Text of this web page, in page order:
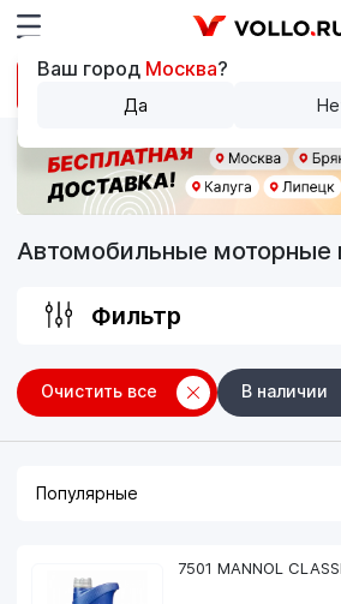
Автомобильные моторные
Фильтр
Очистить все В наличии
7501 MANNOL
Ваш город Москва?
Да